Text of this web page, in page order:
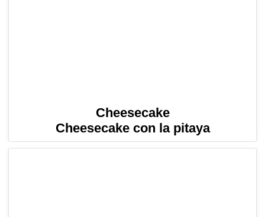
Cheesecake
Cheesecake con la pitaya